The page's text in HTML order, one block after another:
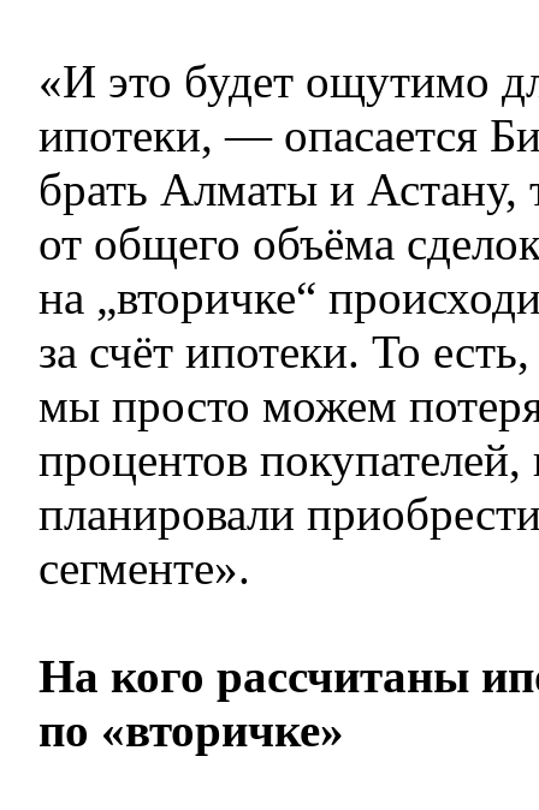
«И это будет ощутимо
ипотеки, — опасается
брать Алматы и Астану,
от общего объёма
на „вторичке“
за счёт ипотеки. То
мы просто можем
процентов покупателей,
планировали
сегменте».
На кого рассчитаны
по «вторичке»